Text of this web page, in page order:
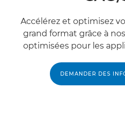
Accélérez et optimisez
grand format grâce à
optimisées pour les
DEMANDER DES